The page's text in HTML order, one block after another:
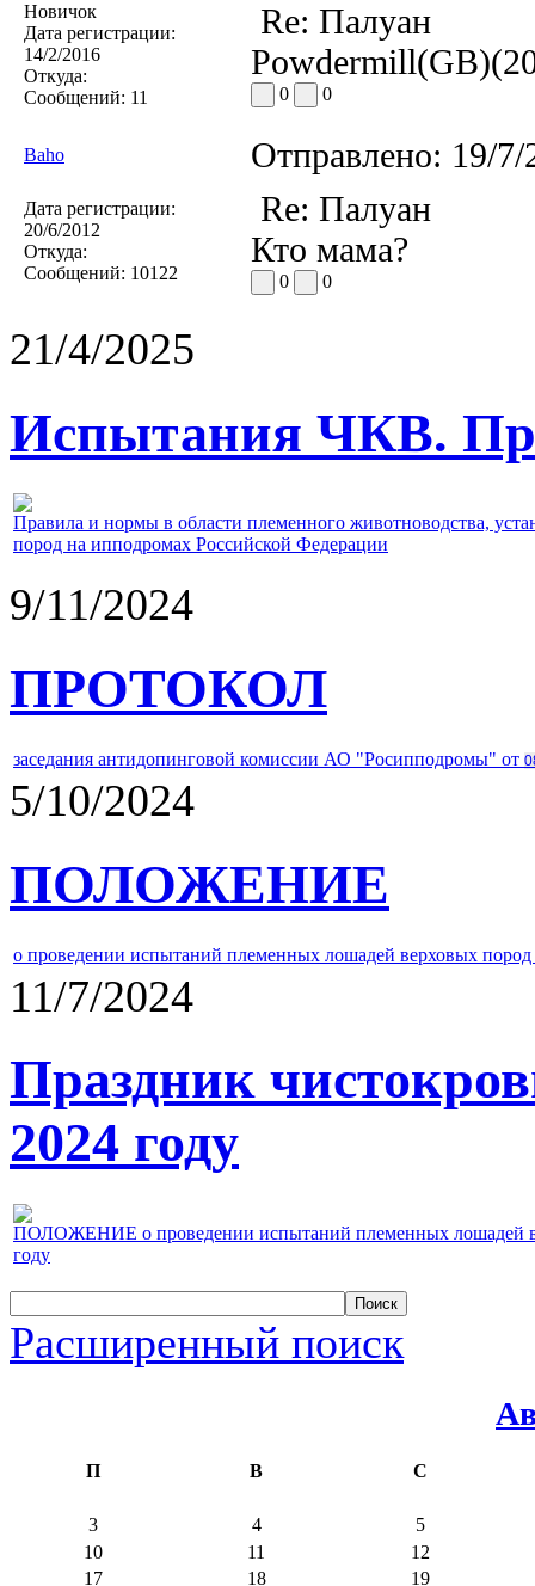
Новичок
Дата регистрации:
14/2/2016
Откуда:
Сообщений: 11
Re: Палуан
0 0
Baho Отправлено: 19/
Дата регистрации:
20/6/2012
Откуда:
Сообщений: 10122
Re: Палуан
Кто мама?
0 0
21/4/2025
Испытания ЧКВ.
Правила и нормы в области племенного животноводства,
пород на ипподромах Российской Федерации
9/11/2024
ПРОТОКОЛ
заседания антидопинговой комиссии АО "Росипподромы" от
5/10/2024
ПОЛОЖЕНИЕ
о проведении испытаний племенных лошадей верховых
11/7/2024
Праздник
2024 году
ПОЛОЖЕНИЕ о проведении испытаний племенных лошадей
году
Расширенный поиск
П В С
3 4
5
10
11
12
17
18 19